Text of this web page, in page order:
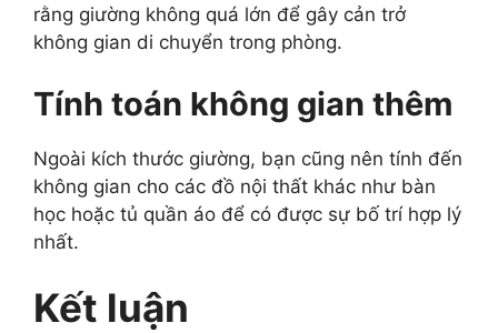
rằng giường không quá lớn để gây cản trở
không gian di chuyển trong phòng.
Tính toán không gian thêm
Ngoài kích thước giường, bạn cũng nên tính đến
không gian cho các đồ nội thất khác như bàn
học hoặc tủ quần áo để có được sự bố trí hợp lý
nhất.
Kết luận